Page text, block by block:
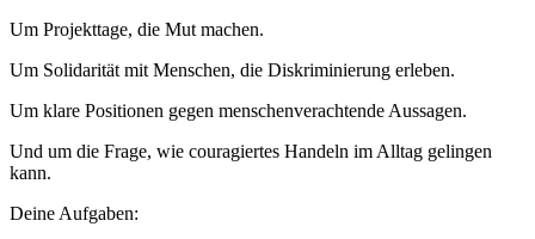
Um Projekttage, die Mut machen.
Um Solidarität mit Menschen, die Diskriminierung erleben.
Um klare Positionen gegen menschenverachtende Aussagen.
Und um die Frage, wie couragiertes Handeln im Alltag gelingen
kann.
Deine Aufgaben: